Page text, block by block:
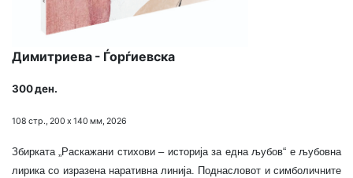
Димитриева - Ѓорѓиевска
300 ден.
108 стр., 200 х 140 мм, 2026
Збирката „Раскажани стихови – историја за една љубов“ е љубовна
лирика со изразена наративна линија. Поднасловот и симболичните